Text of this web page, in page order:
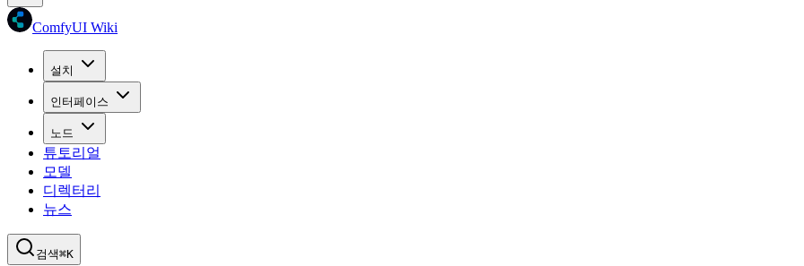
ComfyUI Wiki
설치
인터페이스
노드
튜토리얼
모델
디렉터리
뉴스
검색⌘K